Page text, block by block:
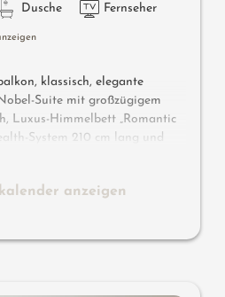
Dusche Fernseher
klassisch, elegante
Suite mit großzügigem
Luxus-Himmelbett „Romantic
System 210 cm lang und
Komfort-Schranksystem,
Kamin, Dolby-Surround-TV
anzeigen